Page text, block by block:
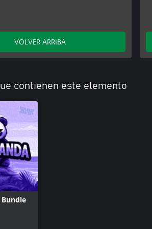
VOLVER ARRIBA
contienen este elemento